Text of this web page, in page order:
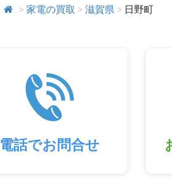
> 家電の買取 > 滋賀県 > 日野町
電話でお問合せ